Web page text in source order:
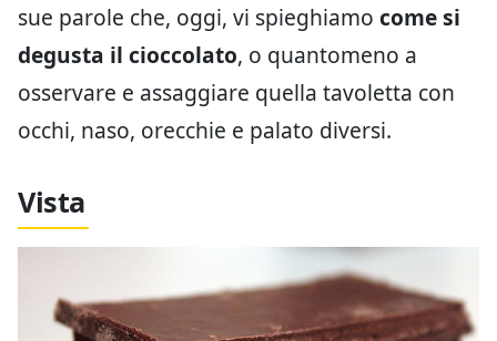
sue parole che, oggi, vi spieghiamo come si
degusta il cioccolato, o quantomeno a
osservare e assaggiare quella tavoletta con
occhi, naso, orecchie e palato diversi.
Vista